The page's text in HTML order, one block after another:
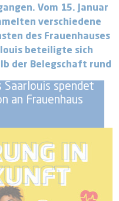
spendet
an Frauenhaus
Vom 15. Januar
verschiedene
des Frauenhauses
beteiligte sich
der Belegschaft rund